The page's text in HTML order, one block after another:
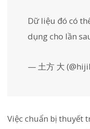
Dữ liệu đó có
dụng cho lần
— 土方 大
Việc chuẩn bị thuyết